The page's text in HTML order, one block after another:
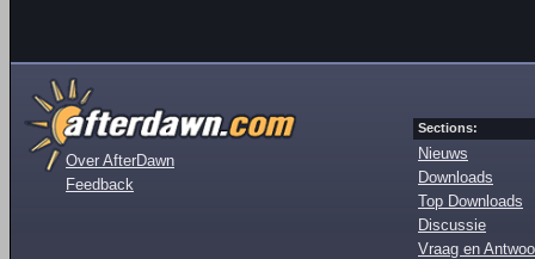
Over AfterDawn
Feedback
Sections:
Nieuws
Downloads
Top Downloads
Discussie
Vraag en